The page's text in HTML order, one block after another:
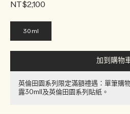
NT$2,100
30ml
加到購物
英倫田園系列限定滿額禮遇：單筆購
露30ml​l​​及英倫田園系列貼紙​。